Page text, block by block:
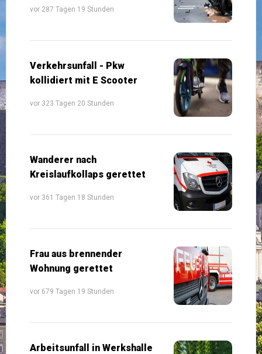
vor 287 Tagen 19 Stunden
Verkehrsunfall - Pkw
kollidiert mit E Scooter
vor 323 Tagen 20 Stunden
Wanderer nach
Kreislaufkollaps gerettet
vor 361 Tagen 18 Stunden
Frau aus brennender
Wohnung gerettet
vor 679 Tagen 19 Stunden
Arbeitsunfall in Werkshalle